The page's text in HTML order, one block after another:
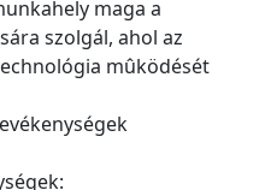
maga a
szolgál, ahol az
mûködését